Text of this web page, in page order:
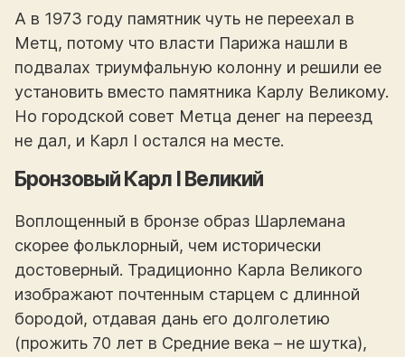
А в 1973 году памятник чуть не переехал в
Метц, потому что власти Парижа нашли в
подвалах триумфальную колонну и решили ее
установить вместо памятника Карлу Великому.
Но городской совет Метца денег на переезд
не дал, и Карл І остался на месте.
Бронзовый Карл I Великий
Воплощенный в бронзе образ Шарлемана
скорее фольклорный, чем исторически
достоверный. Традиционно Карла Великого
изображают почтенным старцем с длинной
бородой, отдавая дань его долголетию
(прожить 70 лет в Средние века – не шутка),